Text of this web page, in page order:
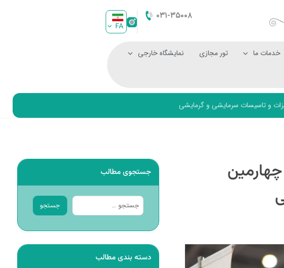
۰۳۱-۳۵۰۰۸
FA
خدمات ما تور مجازی نمایشگاه خارجی
و تاسیسات سرمایشی و گرمایشی
جستجوی مطالب
جستجو
دسته بندی مطالب